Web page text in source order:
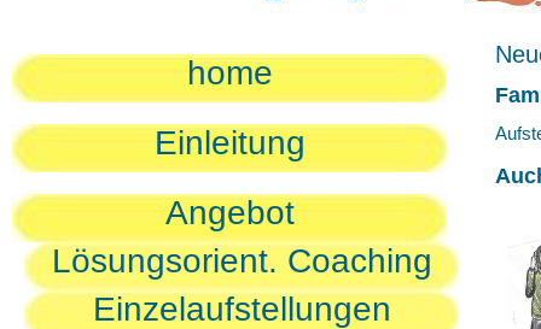
home
Einleitung
Angebot
Lösungsorient. Coaching
Einzelaufstellungen